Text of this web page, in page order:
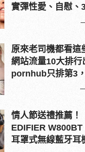
實彈性愛、自慰、
原來老司機都看這
網站流量10大排行
pornhub只排第3
情人節送禮推薦！
EDIFIER
耳罩式無線藍牙耳